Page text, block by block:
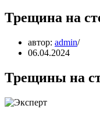
Трещина на
автор: admin
06.04.2024
Трещины на